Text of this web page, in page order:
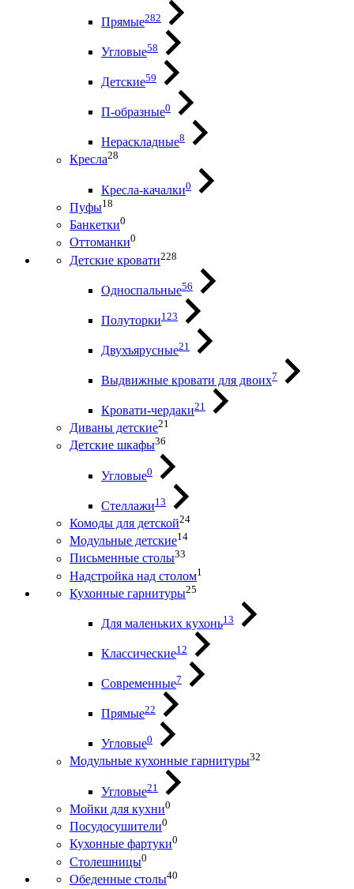
Прямые282
Угловые58
Детские59
П-образные0
Нераскладные8
Кресла28
Кресла-качалки0
Пуфы18
Банкетки0
Оттоманки0
Детские кровати228
Односпальные56
Полуторки123
Двухъярусные21
Выдвижные кровати для двоих7
Кровати-чердаки21
Диваны детские21
Детские шкафы36
Угловые0
Стеллажи13
Комоды для детской24
Модульные детские14
Письменные столы33
Надстройка над столом1
Кухонные гарнитуры25
Для маленьких кухонь13
Классические12
Современные7
Прямые22
Угловые0
Модульные кухонные гарнитуры32
Угловые21
Мойки для кухни0
Посудосушители0
Кухонные фартуки0
Столешницы0
Обеденные столы40